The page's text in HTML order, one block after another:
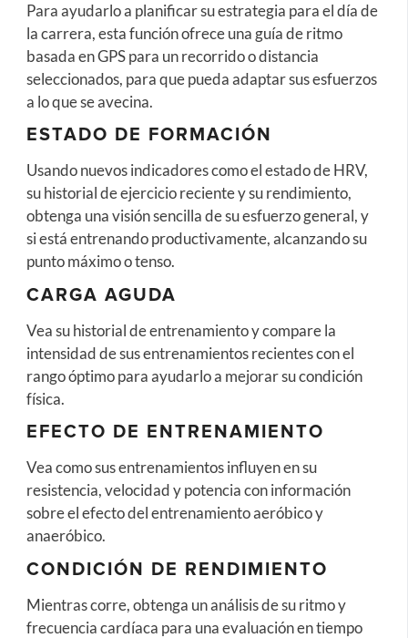
Para ayudarlo a planificar su estrategia para el día de
la carrera, esta función ofrece una guía de ritmo
basada en GPS para un recorrido o distancia
seleccionados, para que pueda adaptar sus esfuerzos
a lo que se avecina.
ESTADO DE FORMACIÓN
Usando nuevos indicadores como el estado de HRV,
su historial de ejercicio reciente y su rendimiento,
obtenga una visión sencilla de su esfuerzo general, y
si está entrenando productivamente, alcanzando su
punto máximo o tenso.
CARGA AGUDA
Vea su historial de entrenamiento y compare la
intensidad de sus entrenamientos recientes con el
rango óptimo para ayudarlo a mejorar su condición
física.
EFECTO DE ENTRENAMIENTO
Vea como sus entrenamientos influyen en su
resistencia, velocidad y potencia con información
sobre el efecto del entrenamiento aeróbico y
anaeróbico.
CONDICIÓN DE RENDIMIENTO
Mientras corre, obtenga un análisis de su ritmo y
frecuencia cardíaca para una evaluación en tiempo